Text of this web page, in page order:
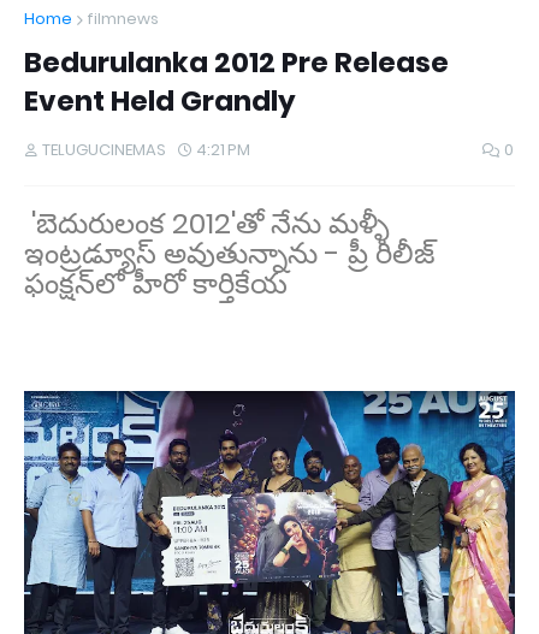
Home
filmnews
Bedurulanka 2012 Pre Release
Event Held Grandly
TELUGUCINEMAS 4:21 PM 0
'బెదురులంక 2012'తో నేను మళ్ళీ
ఇంట్రడ్యూస్ అవుతున్నాను - ప్రీ రిలీజ్
ఫంక్షన్‌లో హీరో కార్తికేయ